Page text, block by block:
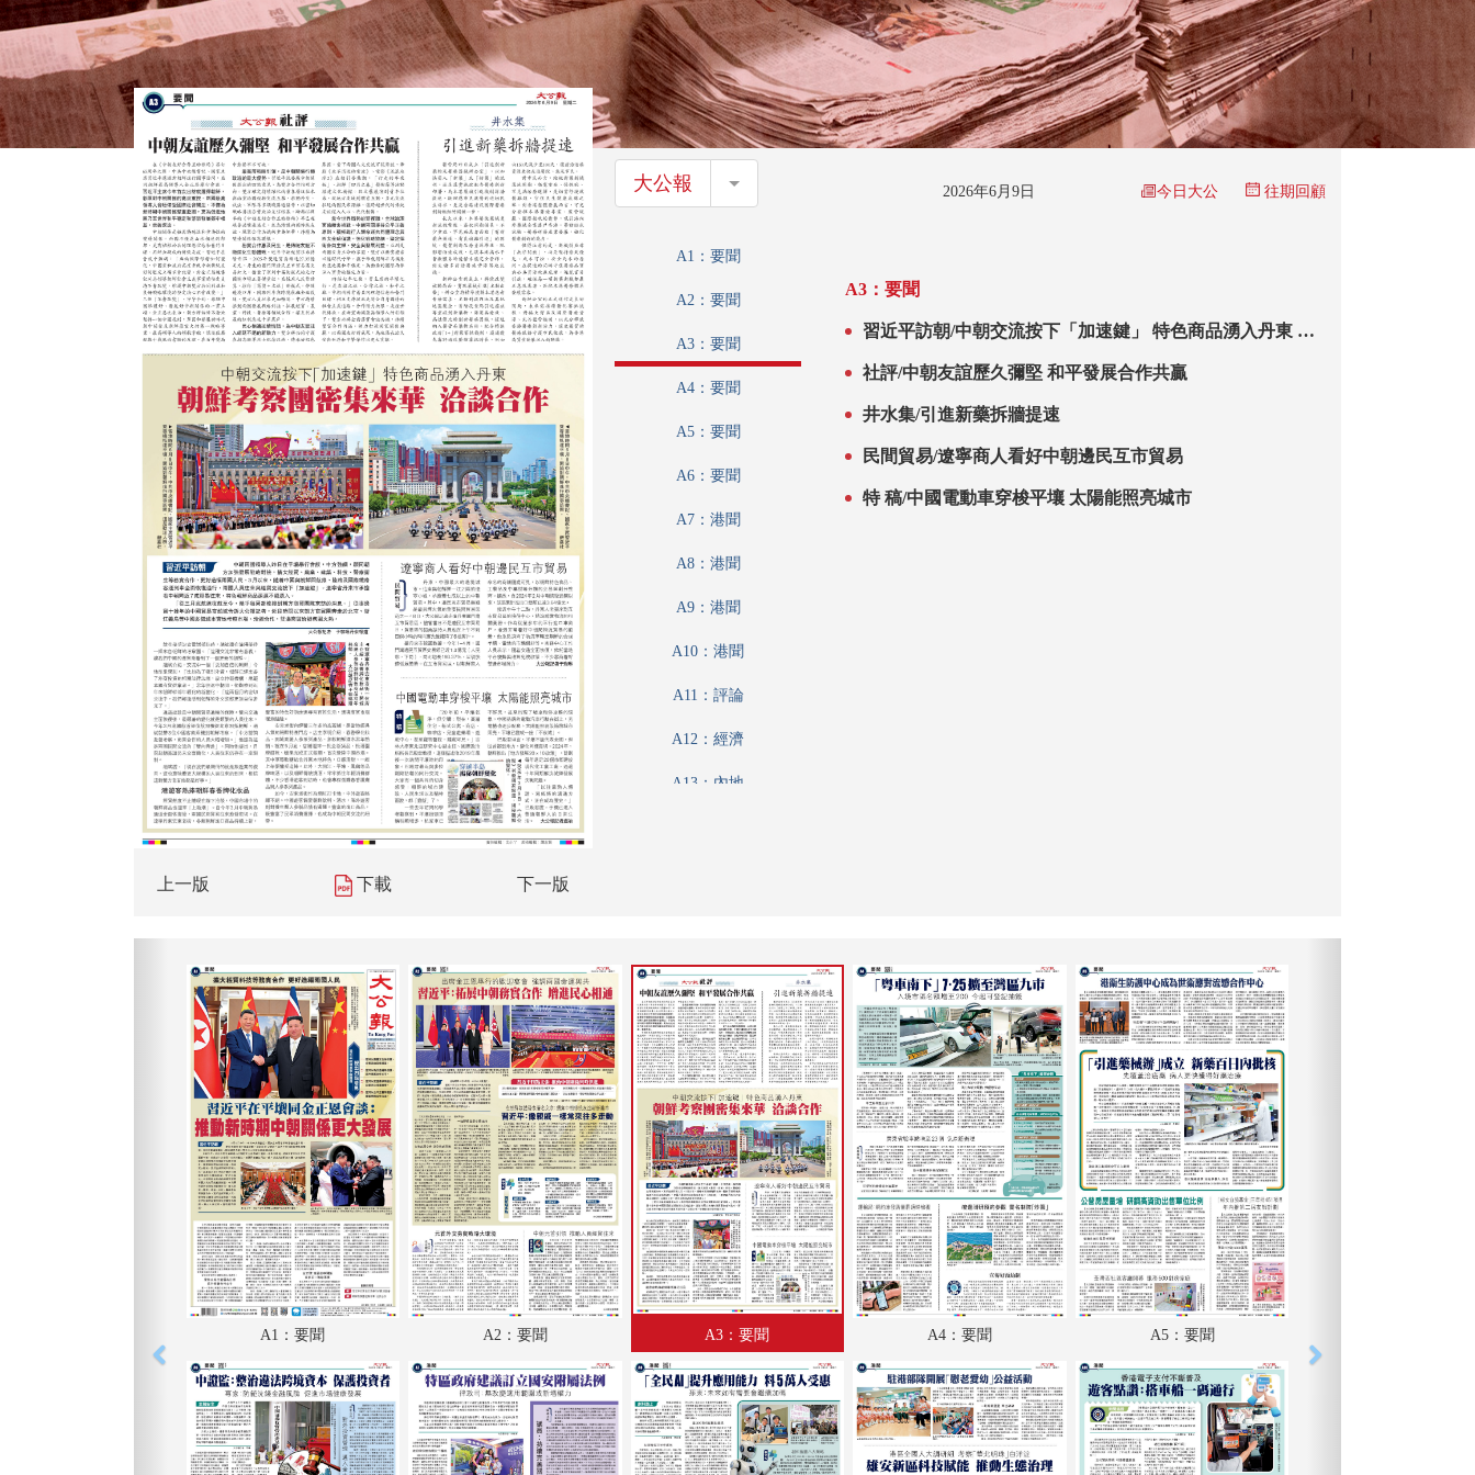
上一版 下載 下一版
大公報 大公報 2026年6月9日 今日大公 往期回顧
A1：要聞
A2：要聞
A3：要聞
A4：要聞
A5：要聞
A6：要聞
A7：港聞
A8：港聞
A9：港聞
A10：港聞
A11：評論
A12：經濟
A13：內地
A18：教育
A19：體育
A20：體育
A21：國際
A22：國際
B1：副刊
B2：大公園
B3：小公園
B4：經濟
A3：要聞
習近平訪朝/中朝交流按下「加速鍵」 特色商品湧入丹東 朝
社評/中朝友誼歷久彌堅 和平發展合作共贏
井水集/引進新藥拆牆提速
民間貿易/遼寧商人看好中朝邊民互市貿易
特 稿/中國電動車穿梭平壤 太陽能照亮城市
A1：要聞 A2：要聞 A3：要聞 A4：要聞 A5：要聞